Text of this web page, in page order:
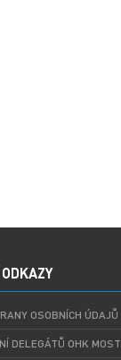
OSOBNÍCH ÚDAJŮ
DELEGÁTŮ OHK MOST